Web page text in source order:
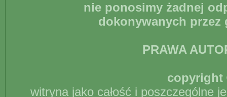
nie ponosimy żadnej
dokonywanych
PRAWA
copyright
witryna jako całość i poszczególne